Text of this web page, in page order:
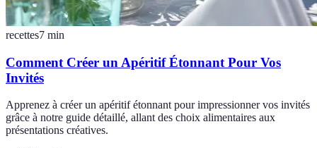
recettes7 min
Comment Créer un Apéritif Étonnant Pour Vos
Invités
Apprenez à créer un apéritif étonnant pour impressionner vos invités
grâce à notre guide détaillé, allant des choix alimentaires aux
présentations créatives.